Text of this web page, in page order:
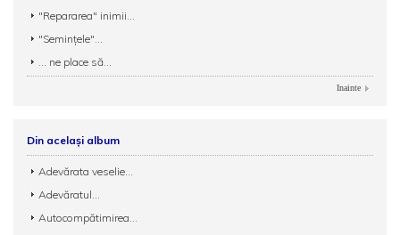
"Repararea" inimii...
"Seminţele"...
... ne place să...
Inainte
Din același album
Adevărata veselie...
Adevăratul...
Autocompătimirea...